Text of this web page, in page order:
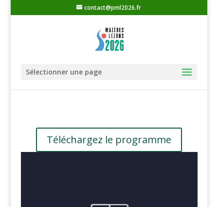
contact@pml2026.fr
Sélectionner une page
Téléchargez le programme